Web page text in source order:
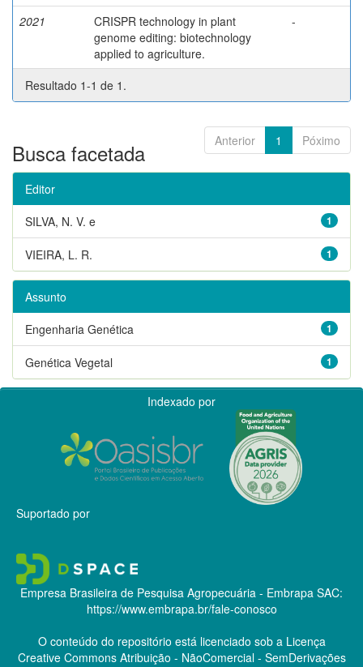
2021
CRISPR technology in plant
genome editing: biotechnology
applied to agriculture.
-
Resultado 1-1 de 1.
Anterior 1 Póximo
Busca facetada
Editor
1
SILVA, N. V. e
1
VIEIRA, L. R.
Assunto
1
Engenharia Genética
1
Genética Vegetal
Indexado por
Suportado por
Empresa Brasileira de Pesquisa Agropecuária - Embrapa SAC:
https://www.embrapa.br/fale-conosco
O conteúdo do repositório está licenciado sob a Licença
Creative CommonsAtribuição - NãoComercial - SemDerivações